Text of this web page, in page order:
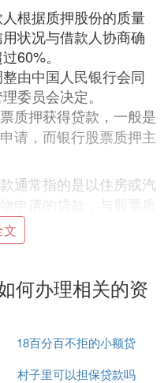
根据质押股份的质量
状况与借款人协商确
60%。
由中国人民银行会同
委员会决定。
质押获得贷款，一般是
请，而银行股票质押主
通常指的是以住房或汽
申请的贷款，与股票质
同。
行贷款吗公司股
文
何办理相关的资
18百分百不拒的小额贷
款
村子里可以担保贷款吗